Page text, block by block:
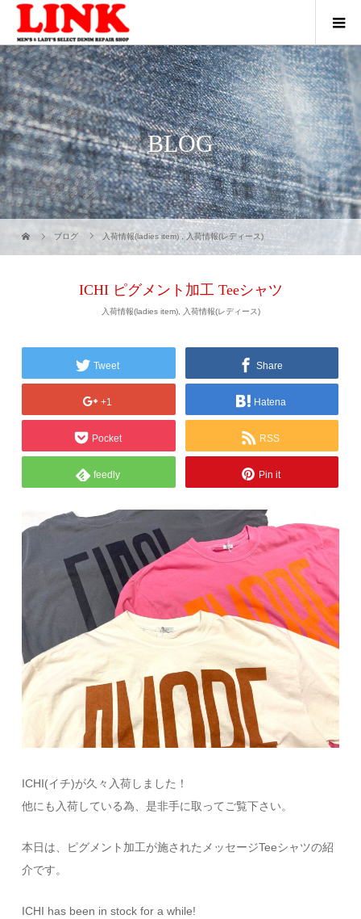
BLOG
ブログ 入荷情報(ladies item) ,入荷情報(レディース)
ICHI ピグメント加工 Teeシャツ
入荷情報(ladies item), 入荷情報(レディース)
Tweet Share
+1 Hatena
Pocket RSS
feedly Pin it
ICHI(イチ)が久々入荷しました！
他にも入荷している為、是非手に取ってご覧下さい。
本日は、ピグメント加工が施されたメッセージTeeシャツの紹
介です。
ICHI has been in stock for a while!